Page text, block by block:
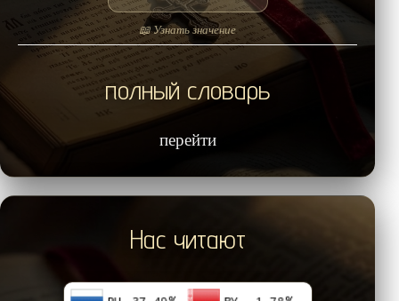
📖 Узнать значение
полный словарь
перейти
Нас читают